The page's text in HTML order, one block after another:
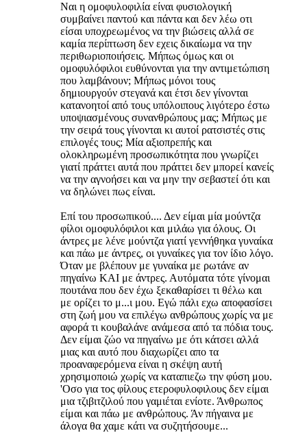
Ναι η ομοφυλοφιλία είναι φυσιολογική
συμβαίνει παντού και πάντα και δεν λέω οτι
είσαι υποχρεωμένος να την βιώσεις αλλά σε
καμία περίπτωση δεν εχεις δικαίωμα να την
περιθωριοποιήσεις. Μήπως όμως και οι
ομοφυλόφιλοι ευθύνονται για την αντιμετώπιση
που λαμβάνουν; Μήπως μόνοι τους
δημιουργούν στεγανά και έτσι δεν γίνονται
κατανοητοί από τους υπόλοιπους λιγότερο έστω
υποψιασμένους συνανθρώπους μας; Μήπως με
την σειρά τους γίνονται κι αυτοί ρατσιστές στις
επιλογές τους; Μία αξιοπρεπής και
ολοκληρωμένη προσωπικότητα που γνωρίζει
γιατί πράττει αυτά που πράττει δεν μπορεί κανείς
να την αγνοήσει και να μην την σεβαστεί ότι και
να δηλώνει πως είναι.
Επί του προσωπικού.... Δεν είμαι μία μούντζα
φίλοι ομοφυλόφιλοι και μιλάω για όλους. Οι
άντρες με λένε μούντζα γιατί γεννήθηκα γυναίκα
και πάω με άντρες, οι γυναίκες για τον ίδιο λόγο.
Όταν με βλέπουν με γυναίκα με ρωτάνε αν
πηγαίνω ΚΑΙ με άντρες. Αυτόματα τότε γίνομαι
πουτάνα που δεν έχω ξεκαθαρίσει τι θέλω και
με ορίζει το μ...ι μου. Εγώ πάλι εχω αποφασίσει
στη ζωή μου να επιλέγω ανθρώπους χωρίς να με
αφορά τι κουβαλάνε ανάμεσα από τα πόδια τους.
Δεν είμαι ζώο να πηγαίνω με ότι κάτσει αλλά
μιας και αυτό που διαχωρίζει απο τα
προαναφερόμενα είναι η σκέψη αυτή
χρησιμοποιώ χωρίς να καταπιεζω την φύση μου.
'Οσο για τος φίλους ετεροφυλοφιλους δεν είμαι
μια τζιβιτζιλού που γαμιέται ενίοτε. Άνθρωπος
είμαι και πάω με ανθρώπους. Άν πήγαινα με
άλογα θα χαμε κάτι να συζητήσουμε...